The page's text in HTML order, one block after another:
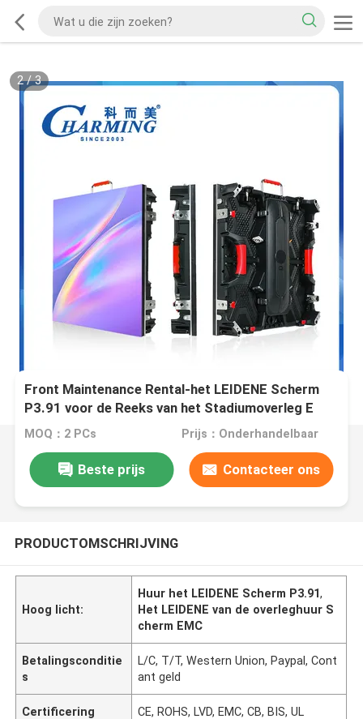
2/3
Front Maintenance Rental-het LEIDENE Scherm
P3.91 voor de Reeks van het Stadiumoverleg E
MOQ：2 PCs Prijs：Onderhandelbaar
Beste prijs Contacteer ons
PRODUCTOMSCHRIJVING
Hoog licht:
Huur het LEIDENE Scherm P3.91,
Het LEIDENE van de overleghuur S
cherm EMC
Betalingsconditie
s
L/C, T/T, Western Union, Paypal, Cont
ant geld
Certificering CE, ROHS, LVD, EMC, CB, BIS, UL